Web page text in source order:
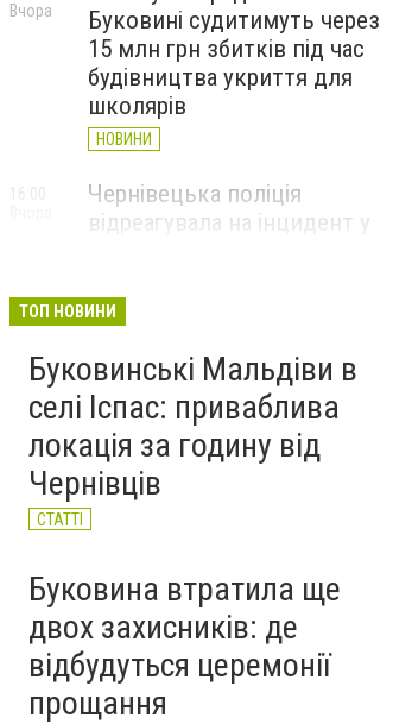
Буковині судитимуть через
15 млн грн збитків під час
будівництва укриття для
школярів
НОВИНИ
Вчора
Чернівецька поліція
відреагувала на інцидент у
НОВИНИ
16:00
Куля зупинилася за
сантиметр від аорти: у
Чернівцях врятували 35-
річного чоловіка (ФОТО)
НОВИНИ
15:28
Вчора
ТОП НОВИНИ
Буковинські Мальдіви в
селі Іспас: приваблива
локація за годину від
Чернівців
СТАТТІ
Буковина втратила ще
двох захисників: де
відбудуться церемонії
прощання